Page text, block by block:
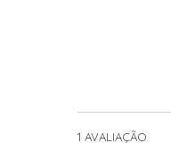
1 AVALIAÇÃO